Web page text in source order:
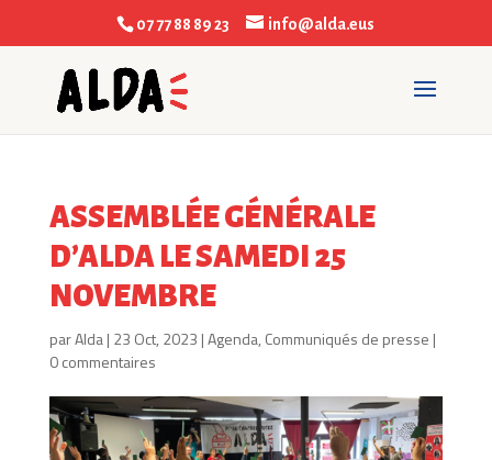
07 77 88 89 23 info@alda.eus
ASSEMBLÉE GÉNÉRALE
D’ALDA LE SAMEDI 25
NOVEMBRE
parAlda| 23 Oct, 2023 |Agenda, Communiqués de presse |
0 commentaires